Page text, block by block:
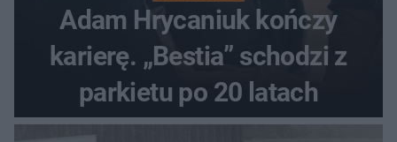
Adam Hrycaniuk kończy
karierę. „Bestia” schodzi z
parkietu po 20 latach